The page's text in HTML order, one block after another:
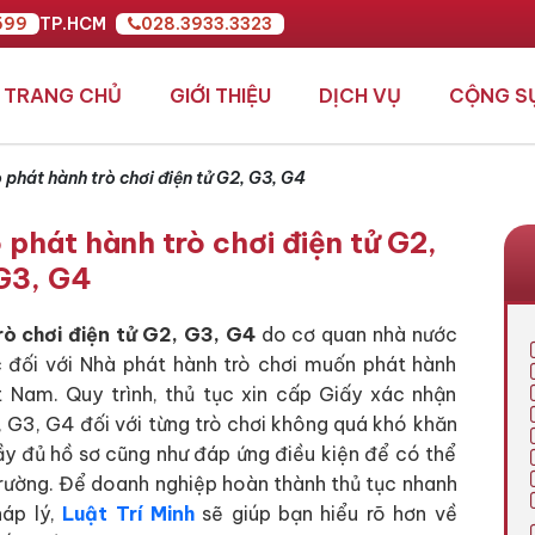
TP.HCM 028.3933.3323
TRANG CHỦ GIỚI THIỆU DỊCH VỤ CỘNG
hành trò chơi điện tử G2, G3, G4
hành trò chơi điện tử G2,
G4
chơi điện tử G2, G3, G4 do cơ quan nhà nước
với Nhà phát hành trò chơi muốn phát hành
Quy trình, thủ tục xin cấp Giấy xác nhận
G4 đối với từng trò chơi không quá khó khăn
đủ hồ sơ cũng như đáp ứng điều kiện để có thể
Để doanh nghiệp hoàn thành thủ tục nhanh
lý, Luật Trí Minhsẽ giúp bạn hiểu rõ hơn về